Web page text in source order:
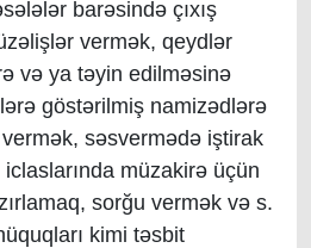
barəsində çıxış
vermək, qeydlər
və ya təyin edilməsinə
göstərilmiş namizədlərə
səsvermədə iştirak
müzakirə üçün
sorğu vermək və s.
kimi təsbit